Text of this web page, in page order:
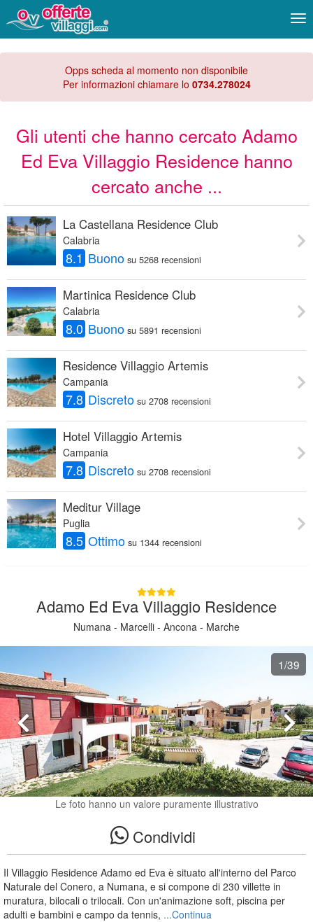
Opps scheda al momento non disponibile
Per informazioni chiamare lo 0734.278024
Gli utenti che hanno cercato Adamo
Ed Eva Villaggio Residence hanno
cercato anche ...
La Castellana Residence Club
Calabria
8.1 Buono su 5268 recensioni
Martinica Residence Club
Calabria
8.0 Buono su 5891 recensioni
Residence Villaggio Artemis
Campania
7.8 Discreto su 2708 recensioni
Hotel Villaggio Artemis
Campania
7.8 Discreto su 2708 recensioni
Meditur Village
Puglia
8.5 Ottimo su 1344 recensioni
Adamo Ed Eva Villaggio Residence
Numana - Marcelli - Ancona - Marche
1/39
Le foto hanno un valore puramente illustrativo
Condividi
Il Villaggio Residence Adamo ed Eva è situato all'interno del Parco
Naturale del Conero, a Numana, e si compone di 230 villette in
muratura, bilocali o trilocali. Con un'animazione soft, piscina per
adulti e bambini e campo da tennis, ...Continua